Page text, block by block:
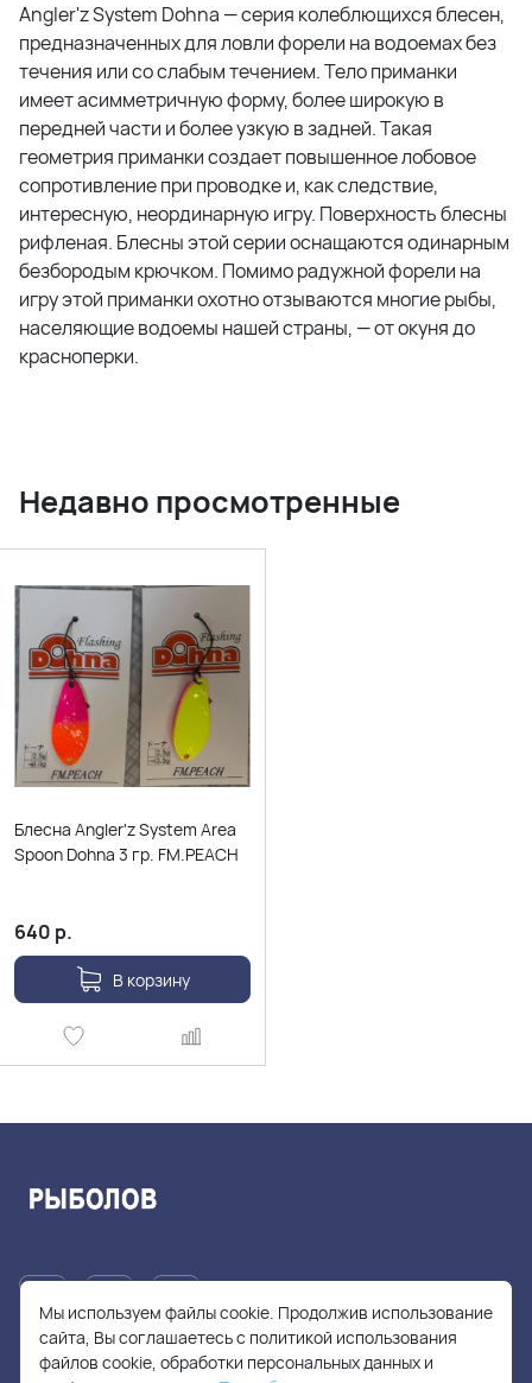
Angler'z System Dohna — серия колеблющихся блесен,
предназначенных для ловли форели на водоемах без
течения или со слабым течением. Тело приманки
имеет асимметричную форму, более широкую в
передней части и более узкую в задней. Такая
геометрия приманки создает повышенное лобовое
сопротивление при проводке и, как следствие,
интересную, неординарную игру. Поверхность блесны
рифленая. Блесны этой серии оснащаются одинарным
безбородым крючком. Помимо радужной форели на
игру этой приманки охотно отзываются многие рыбы,
населяющие водоемы нашей страны, — от окуня до
красноперки.
Недавно просмотренные
Блесна Angler'z System Area
Spoon Dohna 3 гр. FM.PEACH
640 р.
В корзину
+7(905)705-55-49
Мы используем файлы cookie. Продолжив использование
сайта, Вы соглашаетесь с политикой использования
файлов cookie, обработки персональных данных и